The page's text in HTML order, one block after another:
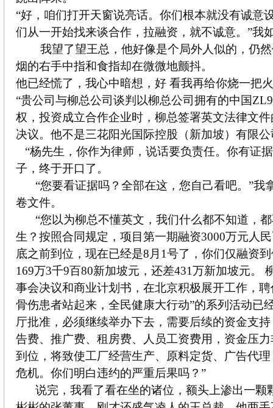
“好，咱们打开天窗说亮话。你们根本就没有诚意
们从一开始找来谈合作，拉融资，就不诚意。”我
我望了望王总，他好像是个局外人似的，仍
烟的右手中指和食指却在微微地颤抖。
他已经慌了，我心中暗想，好 看我再给你烧一把
“贵公司与柳总公司谈判以柳总公司拥有的中国
权，投资成立合作企业时，柳总签署英文法律文
决议。他不是三花阳光国际控股（新加坡）有限
“杨先生，你作为律师，说话要负责任。你有证
子，终于开口了。
“您要看证据吗？全部在这，您自己看吧。”我
卷文件。
“您以为柳总不懂英文，我们什么都不知道，
生？按照合同规定，项目第一期融资3000万元人
底之前到位，现在已经是8月1号了，你们仅融资
169万3千9百80新加坡元，还差431万新加坡元。
事会决议和商业计划书，在北京积极展开工作，
骨伤患者站起来，全民健康大行动”的系列活动已
厅批准，必须继续举办下去，需要后续的资金支
告费、推广费、租房费、人员工资费用，资金压
到位，将致使工厂经营生产、原料定货、广告代
危机。你们明白违约的严重后果吗？”
说完，我看了看在坐的诸位，额头上渗出一颗